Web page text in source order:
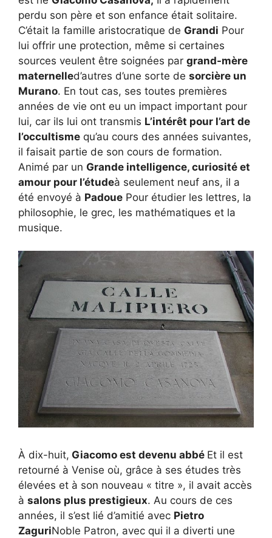
perdu son père et son enfance était solitaire.
C’était la famille aristocratique de Grandi Pour
lui offrir une protection, même si certaines
sources veulent être soignées par grand-mère
maternelled’autres d’une sorte de sorcière un
Murano. En tout cas, ses toutes premières
années de vie ont eu un impact important pour
lui, car ils lui ont transmis L’intérêt pour l’art de
l’occultisme qu’au cours des années suivantes,
il faisait partie de son cours de formation.
Animé par un Grande intelligence, curiosité et
amour pour l’étudeà seulement neuf ans, il a
été envoyé à Padoue Pour étudier les lettres, la
philosophie, le grec, les mathématiques et la
musique.
À dix-huit, Giacomo est devenu abbé Et il est
retourné à Venise où, grâce à ses études très
élevées et à son nouveau « titre », il avait accès
à salons plus prestigieux. Au cours de ces
années, il s’est lié d’amitié avec Pietro
ZaguriNoble Patron, avec qui il a diverti une